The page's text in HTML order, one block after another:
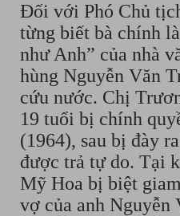
Đối với Phó Chủ
từng biết bà chính
như Anh” của nhà
hùng Nguyễn Văn
cứu nước. Chị
19 tuổi bị chính
(1964), sau bị đày
được trả tự do. Tại
Mỹ Hoa bị biệt
vợ của anh